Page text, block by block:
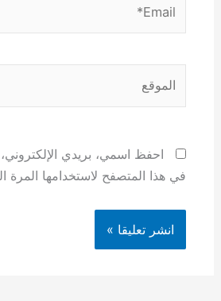
احفظ اسمي، بريدي الإلكتروني،
في هذا المتصفح لاستخدامها المرة